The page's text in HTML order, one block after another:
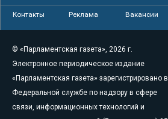
Контакты Реклама Вакансии
© «Парламентская газета», 2026 г.
Электронное периодическое издание
«Парламентская газета» зарегистрировано в
Федеральной службе по надзору в сфере
связи, информационных технологий и